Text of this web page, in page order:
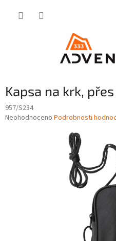
Kapsa na krk,
957/S234
Průměrné
Neohodnoceno Podrobnosti